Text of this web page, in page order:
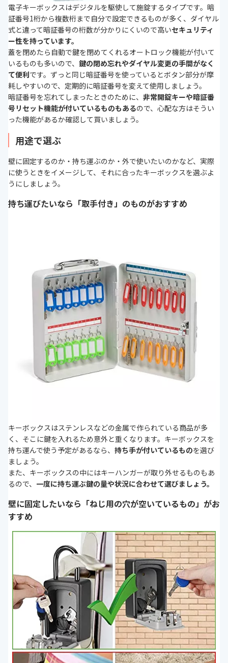
電子キーボックスはデジタルを駆使して施錠するタイプです。暗
証番号1桁から複数桁まで自分で設定できるものが多く、ダイヤル
式と違って暗証番号の桁数が分かりにくいので高いセキュリティ
ー性を持っています。
蓋を閉めたら自動で鍵を閉めてくれるオートロック機能が付いて
いるものも多いので、 鍵の閉め忘れやダイヤル変更の手間がなく
て便利です。ずっと同じ暗証番号を使っているとボタン部分が摩
耗しやすいので、定期的に暗証番号を変えて使用しましょう。
暗証番号を忘れてしまったときのために、 非常開錠キーや暗証番
号リセット機能が付いているものもあるので、心配な方はそうい
った機能があるか確認して買いましょう。
用途で選ぶ
壁に固定するのか・持ち運ぶのか・外で使いたいのかなど、実際
に使うときをイメージして、それに合ったキーボックスを選ぶよ
うにしましょう。
持ち運びたいなら「取手付き」のものがおすすめ
キーボックスはステンレスなどの金属で作られている商品が多
く、そこに鍵を入れるため意外と重くなります。キーボックスを
持ち運んで使う予定があるなら、 持ち手が付いているものを選び
ましょう。
また、キーボックスの中にはキーハンガーが取り外せるものもあ
るので、 一度に持ち運ぶ鍵の量や状況に合わせて選びましょう。
壁に固定したいなら「ねじ用の穴が空いているもの」がお
すすめ